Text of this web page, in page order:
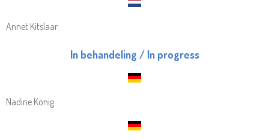
Annet Kitslaar
In behandeling / In progress
Nadine König